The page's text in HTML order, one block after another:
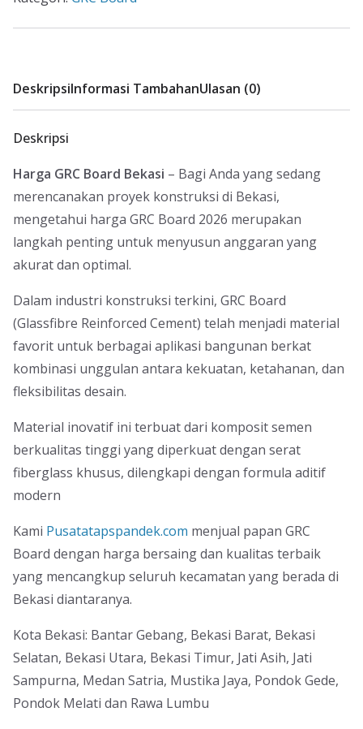
DeskripsiInformasi TambahanUlasan (0)
Deskripsi
Harga GRC Board Bekasi – Bagi Anda yang sedang
merencanakan proyek konstruksi di Bekasi,
mengetahui harga GRC Board 2026 merupakan
langkah penting untuk menyusun anggaran yang
akurat dan optimal.
Dalam industri konstruksi terkini, GRC Board
(Glassfibre Reinforced Cement) telah menjadi material
favorit untuk berbagai aplikasi bangunan berkat
kombinasi unggulan antara kekuatan, ketahanan, dan
fleksibilitas desain.
Material inovatif ini terbuat dari komposit semen
berkualitas tinggi yang diperkuat dengan serat
fiberglass khusus, dilengkapi dengan formula aditif
modern
Kami Pusatatapspandek.com menjual papan GRC
Board dengan harga bersaing dan kualitas terbaik
yang mencangkup seluruh kecamatan yang berada di
Bekasi diantaranya.
Kota Bekasi: Bantar Gebang, Bekasi Barat, Bekasi
Selatan, Bekasi Utara, Bekasi Timur, Jati Asih, Jati
Sampurna, Medan Satria, Mustika Jaya, Pondok Gede,
Pondok Melati dan Rawa Lumbu